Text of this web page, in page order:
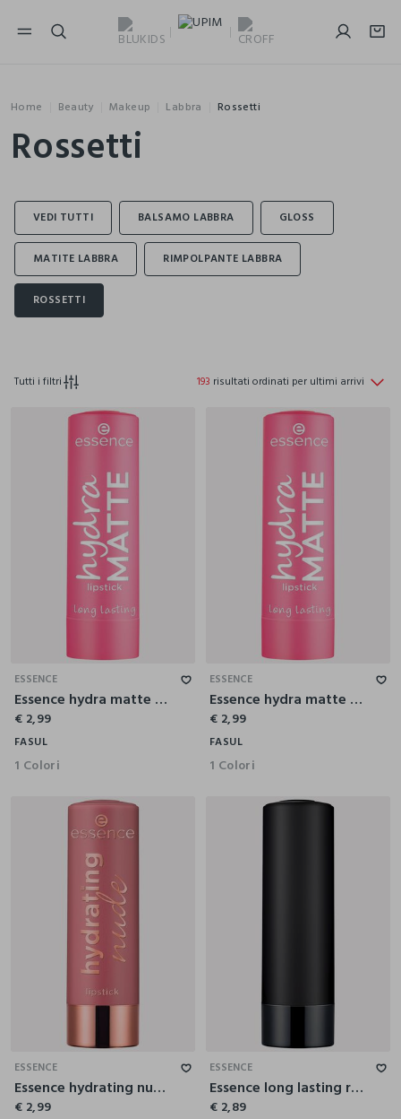
NAVIGATION.ARIA.GOTOMAINCONTENT
Home Beauty Makeup Labbra Rossetti
Rossetti
Tutti i filtri 193 risultati ordinati per ultimi arrivi
ESSENCE
Essence hydra matte rossetto labbra 408
€ 2,99
FASUL
1 Colori
ESSENCE
Essence hydra matte rossetto labbra 404
€ 2,99
FASUL
1 Colori
ESSENCE
Essence hydrating nude rossetto labbra 303
€ 2,99
ESSENCE
Essence long lasting rossetto labbra 07
€ 2,89